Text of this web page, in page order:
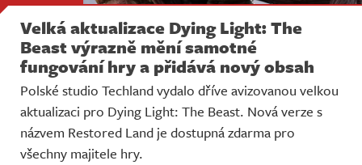
Velká aktualizace Dying Light: The
Beast výrazně mění samotné
fungování hry a přidává nový obsah
Polské studio Techland vydalo dříve avizovanou velkou
aktualizaci pro Dying Light: The Beast. Nová verze s
názvem Restored Land je dostupná zdarma pro
všechny majitele hry.